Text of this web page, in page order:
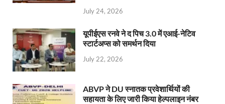
July 24, 2026
यूपीईएस रनवे ने द पिच 3.0 में एआई-नेटिव
स्टार्टअप्स को समर्थन दिया
July 22, 2026
ABVP ने DU स्नातक प्रवेशार्थियों की
सहायता के लिए जारी किया हेल्पलाइन नंबर